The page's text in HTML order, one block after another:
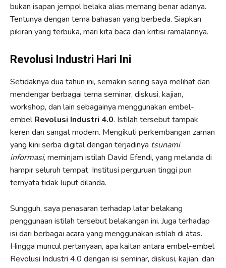
bukan isapan jempol belaka alias memang benar adanya.
Tentunya dengan tema bahasan yang berbeda. Siapkan
pikiran yang terbuka, mari kita baca dan kritisi ramalannya.
Revolusi Industri Hari Ini
Setidaknya dua tahun ini, semakin sering saya melihat dan
mendengar berbagai tema seminar, diskusi, kajian,
workshop, dan lain sebagainya menggunakan embel-
embelRevolusi Industri 4.0. Istilah tersebut tampak
keren dan sangat modern. Mengikuti perkembangan zaman
yang kini serba digital dengan terjadinya tsunami
informasi, meminjam istilah David Efendi, yang melanda di
hampir seluruh tempat. Institusi perguruan tinggi pun
ternyata tidak luput dilanda.
Sungguh, saya penasaran terhadap latar belakang
penggunaan istilah tersebut belakangan ini. Juga terhadap
isi dari berbagai acara yang menggunakan istilah di atas.
Hingga muncul pertanyaan, apa kaitan antara embel-embel
Revolusi Industri 4.0 dengan isi seminar, diskusi, kajian, dan